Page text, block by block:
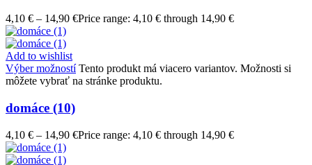
4,10 € – 14,90 €Price range: 4,10 € through 14,90 €
Add to wishlist
Výber možností Tento produkt má viacero variantov. Možnosti si
môžete vybrať na stránke produktu.
domáce (10)
4,10 € – 14,90 €Price range: 4,10 € through 14,90 €